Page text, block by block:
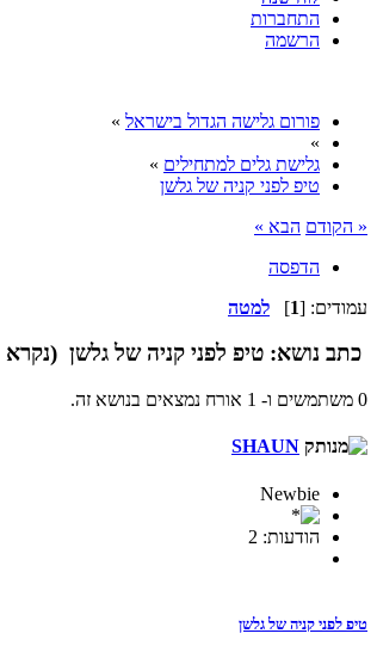
התחברות
הרשמה
פורום גלישה הגדול בישראל »
»
גלישת גלים למתחילים »
טיפ לפני קניה של גלשן
« הקודם הבא »
הדפסה
עמודים: [1
] למטה
כתב נושא: טיפ לפני קניה של גלשן (נקרא 14767 פעמים)
0 משתמשים ו- 1 אורח נמצאים בנושא זה.
SHAUN
Newbie
הודעות: 2
טיפ לפני קניה של גלשן